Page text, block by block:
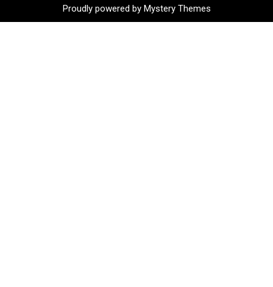
Proudly powered by Mystery Themes